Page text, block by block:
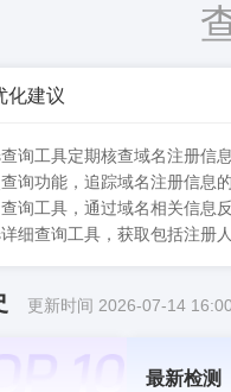
化建议
询工具定期核查域名注册信
询功能，追踪域名注册信息
询工具，通过域名相关信息
细查询工具，获取包括注册
更新时间 2026-07-14
最新检测